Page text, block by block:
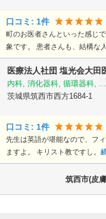
口コミ: 1件
町のお医者さんといった感じ
象です。 患者さんも、結構な
医療法人社団 塩光会大田
内科, 消化器科, 循環器科, ...
茨城県筑西市西方1684-1
口コミ: 1件
先生は英語が堪能なので、フ
ますよ。 キリスト教ですし。
筑西市(皮